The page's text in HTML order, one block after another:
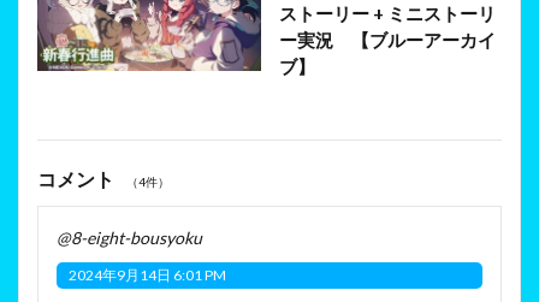
ストーリー + ミニストーリ
ー実況 【ブルーアーカイ
ブ】
コメント （4件）
@8-eight-bousyoku
2024年9月14日 6:01 PM